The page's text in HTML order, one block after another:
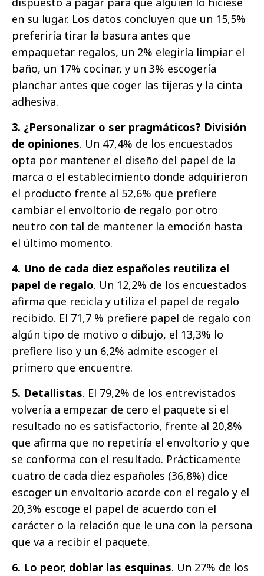
en su lugar. Los datos concluyen que un 15,5%
preferiría tirar la basura antes que
empaquetar regalos, un 2% elegiría limpiar el
baño, un 17% cocinar, y un 3% escogería
planchar antes que coger las tijeras y la cinta
adhesiva.
3. ¿Personalizar o ser pragmáticos? División
de opiniones. Un 47,4% de los encuestados
opta por mantener el diseño del papel de la
marca o el establecimiento donde adquirieron
el producto frente al 52,6% que prefiere
cambiar el envoltorio de regalo por otro
neutro con tal de mantener la emoción hasta
el último momento.
4. Uno de cada diez españoles reutiliza el
papel de regalo. Un 12,2% de los encuestados
afirma que recicla y utiliza el papel de regalo
recibido. El 71,7 % prefiere papel de regalo con
algún tipo de motivo o dibujo, el 13,3% lo
prefiere liso y un 6,2% admite escoger el
primero que encuentre.
5. Detallistas. El 79,2% de los entrevistados
volvería a empezar de cero el paquete si el
resultado no es satisfactorio, frente al 20,8%
que afirma que no repetiría el envoltorio y que
se conforma con el resultado. Prácticamente
cuatro de cada diez españoles (36,8%) dice
escoger un envoltorio acorde con el regalo y el
20,3% escoge el papel de acuerdo con el
carácter o la relación que le una con la persona
que va a recibir el paquete.
6. Lo peor, doblar las esquinas. Un 27% de los